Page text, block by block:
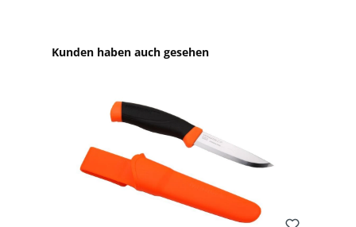
Produktgalerie überspringen
Kunden haben auch gesehen